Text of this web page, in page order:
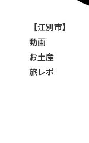
【江別市】
動画
お土産
旅レポ